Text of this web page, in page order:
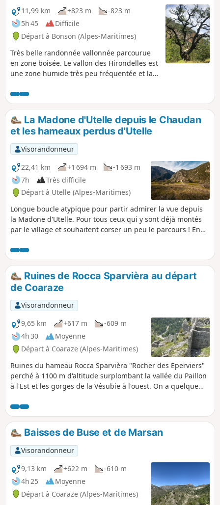
11,99 km +823 m
-823 m
5h 45
Difficile
Départ à Bonson (Alpes-Maritimes)
Très belle randonnée vallonnée parcourue
en zone boisée. Le vallon des Hirondelles est
une zone humide très peu fréquentée et la
plusieurs fois centenaire laisse pantois tous
les randonneurs.
La Madone d'Utelle depuis le Chaudan
et les hameaux perdus d'Utelle
Visorandonneur
22,41 km
+1 694 m
-1 693 m
7h
Très difficile
Départ à Utelle (Alpes-Maritimes)
Longue boucle atypique pour partir admirer la vue depuis
la Madone d'Utelle. Pour tous ceux qui y sont déjà montés
par le village et souhaitent corser un peu le parcours ! En
abandonnés dont la jolie petite bourgade du Reveston.
Randonnée sans véritable difficulté technique mais qui
pourra être longue et fatigante pour les non habitués.
Ruines de Rocca Sparvièra au départ
de Coaraze
Visorandonneur
9,65 km
+617 m
-609 m
4h 30
Moyenne
Départ à Coaraze (Alpes-Maritimes)
Ruines du hameau Rocca Sparvièra "Rocher des Eperviers"
perché à 1100 m d'altitude surplombant la vallée du Paillon
à l'Est et les gorges de la Vésubie à l'ouest. On a quelque
XVIIe siecle, compta jusqu'à 350 habitants et que cette
communauté avait une administration , une seigneurie , un
notaire , un curé ... Ce hameau est rattaché à la légende de
la Reine Jeanne.
Baisses de Buse et de Marsan
Visorandonneur
9,13 km
+622 m
-610 m
4h 25
Moyenne
Départ à Coaraze (Alpes-Maritimes)